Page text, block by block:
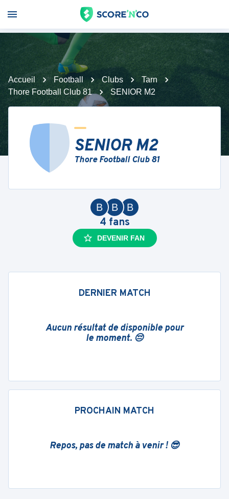
Accueil Football Clubs
Tarn
Thore Football Club 81
SENIOR M2
SENIOR M2
Thore Football Club 81
B
B
B
4 fans
DEVENIR FAN
DERNIER MATCH
Aucun résultat de disponible pour
le moment. 😔
PROCHAIN MATCH
Repos, pas de match à venir ! 😎